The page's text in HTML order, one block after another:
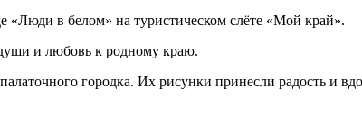
«Люди в белом» на туристическом слёте «Мой край».
и любовь к родному краю.
городка. Их рисунки принесли радость и